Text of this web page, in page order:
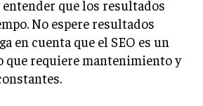
que los resultados
No espere resultados
en cuenta que el SEO es un
que requiere mantenimiento y